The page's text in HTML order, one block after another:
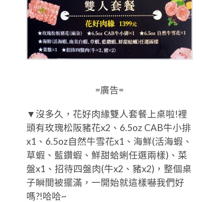
=廣告=
▼沒多久，花好肉緣雙人套餐上桌啦!裡
頭有玫瑰松阪豬花x2、6.5oz CAB牛小排
x1、6.5oz自然牛雪花x1、海鮮(活海蝦、
草蝦、藍鑽蝦、鮮甜蛤蜊任選兩樣)、菜
盤x1、招待四盤肉(牛x2、豬x2)，整個桌
子瞬間被擺滿，一開始就這樣嚇我們好
嗎?!哈哈~